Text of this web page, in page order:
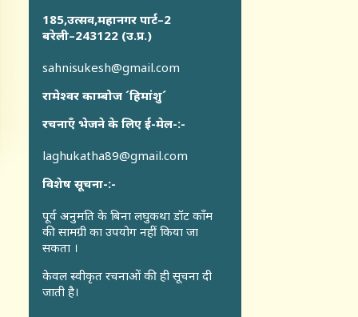
185,उत्सव,महानगर पार्ट–2
बरेली–243122 (उ.प्र.)
sahnisukesh@gmail.com
रामेश्वर काम्बोज ´हिमांशु´
रचनाएँ भेजने के लिए ई-मेल-:-
laghukatha89@gmail.com
विशेष सूचना-:-
पूर्व अनुमति के बिना लघुकथा डॉट कॉंम
की सामग्री का उपयोग नहीं किया जा
सकता ।
केवल स्वीकृत रचनाओं की ही सूचना दी
जाती है।